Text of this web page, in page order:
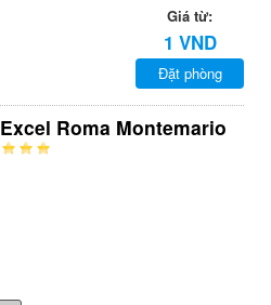
Giá từ:
1 VND
Đặt phòng
Excel Roma Montemario